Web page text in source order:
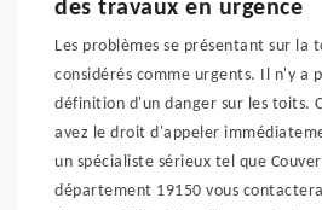
des travaux en urgence
Les problèmes se présentant sur la
considérés comme urgents. Il n'y a
définition d'un danger sur les toits.
avez le droit d'appeler
un spécialiste sérieux tel que
département 19150 vous